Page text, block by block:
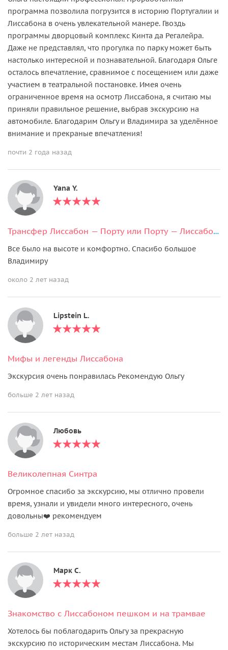
программа позволила погрузится в историю Португалии и
Лиссабона в очень увлекательной манере. Гвоздь
программы дворцовый комплекс Кинта да Регалейра.
Даже не представлял, что прогулка по парку может быть
настолько интересной и познавательной. Благодаря Ольге
осталось впечатление, сравнимое с посещением или даже
участием в театральной постановке. Имея очень
ограниченное время на осмотр Лиссабона, я считаю мы
приняли правильное решение, выбрав экскурсию на
автомобиле. Благодарим Ольгу и Владимира за уделённое
внимание и прекраные впечатления!
почти 2 года назад
Yana Y.
Трансфер Лиссабон — Порту или Порту — Лиссабон с экскурсиями
Все было на высоте и комфортно. Спасибо большое
Владимиру
около 2 лет назад
Lipstein L.
Мифы и легенды Лиссабона
Экскурсия очень понравилась Рекомендую Ольгу
больше 2 лет назад
Любовь
Великолепная Синтра
Огромное спасибо за экскурсию, мы отлично провели
время, узнали и увидели много интересного, очень
довольны❤️ рекомендуем
больше 2 лет назад
Марк С.
Знакомство с Лиссабоном пешком и на трамвае
Хотелось бы поблагодарить Ольгу за прекрасную
экскурсию по историческим местам Лиссабона. Мы